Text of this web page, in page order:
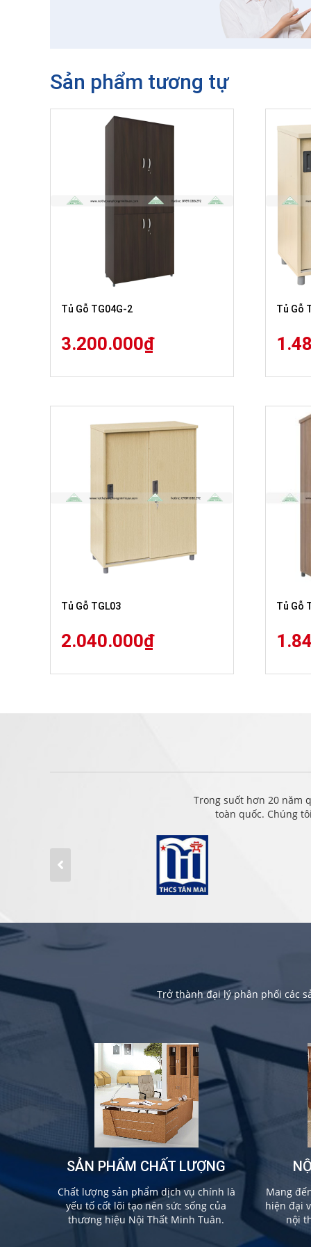
Sản phẩm tương tự
Tủ Gỗ TG04G-2
3.200.000₫
Tủ Gỗ
Tủ Gỗ TGL03
2.040.000₫
Tủ Gỗ
Trong suốt hơn 20 năm
toàn quốc. Chúng
Trở thành đại lý phân phối các
SẢN PHẨM CHẤT LƯỢNG
Chất lượng sản phẩm dịch vụ chính là
yếu tố cốt lõi tạo nên sức sống của
thương hiệu Nội Thất Minh Tuân.
Mang
hiện đại
nội